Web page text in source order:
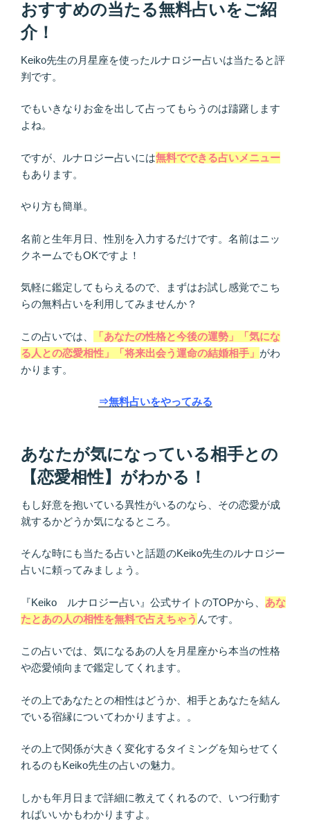
おすすめの当たる無料占いをご紹
介！
Keiko先生の月星座を使ったルナロジー占いは当たると評
判です。
でもいきなりお金を出して占ってもらうのは躊躇します
よね。
ですが、ルナロジー占いには無料でできる占いメニュー
もあります。
やり方も簡単。
名前と生年月日、性別を入力するだけです。名前はニッ
クネームでもOKですよ！
気軽に鑑定してもらえるので、まずはお試し感覚でこち
らの無料占いを利用してみませんか？
この占いでは、
「あなたの性格と今後の運勢」「気にな
る人との恋愛相性」「将来出会う運命の結婚相手」 がわ
かります。
⇒無料占いをやってみる
あなたが気になっている相手との
【恋愛相性】がわかる！
もし好意を抱いている異性がいるのなら、その恋愛が成
就するかどうか気になるところ。
そんな時にも当たる占いと話題のKeiko先生のルナロジー
占いに頼ってみましょう。
『Keiko ルナロジー占い』公式サイトのTOPから、 あな
たとあの人の相性を無料で占えちゃう んです。
この占いでは、気になるあの人を月星座から本当の性格
や恋愛傾向まで鑑定してくれます。
その上であなたとの相性はどうか、相手とあなたを結ん
でいる宿縁についてわかりますよ。。
その上で関係が大きく変化するタイミングを知らせてく
れるのもKeiko先生の占いの魅力。
しかも年月日まで詳細に教えてくれるので、いつ行動す
ればいいかもわかりますよ。